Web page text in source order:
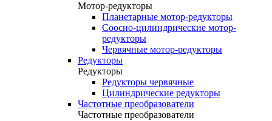
Мотор-редукторы
Планетарные мотор-редукторы
Соосно-цилиндрические мотор-
редукторы
Червячные мотор-редукторы
Редукторы
Редукторы
Редукторы червячные
Цилиндрические редукторы
Частотные преобразователи
Частотные преобразователи